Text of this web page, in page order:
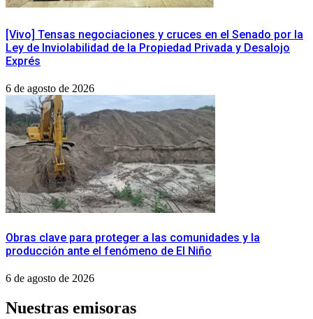
[Vivo] Tensas negociaciones y cruces en el Senado por la
Ley de Inviolabilidad de la Propiedad Privada y Desalojo
Exprés
6 de agosto de 2026
Obras clave para proteger a las comunidades y la
producción ante el fenómeno de El Niño
6 de agosto de 2026
Nuestras emisoras